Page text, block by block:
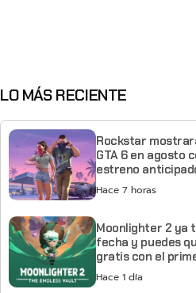
LO MÁS RECIENTE
Rockstar
GTA 6 en agosto
estreno
Netflix
Hace 7 horas
Moonlighter 2 ya
fecha y puedes
gratis con el
Hace 1 día